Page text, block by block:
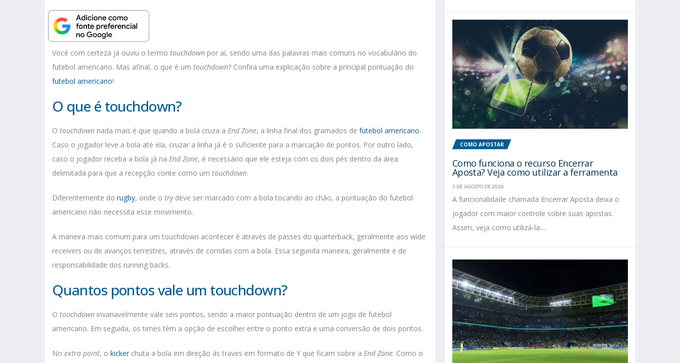
Você com certeza já ouviu o termo touchdown por aí, sendo uma das palavras mais comuns no vocabulário do
futebol americano. Mas afinal, o que é um touchdown? Confira uma explicação sobre a principal pontuação do
futebol americano!
O que é touchdown?
O touchdown nada mais é que quando a bola cruza a End Zone, a linha final dos gramados de futebol americano.
Caso o jogador leve a bola até ela, cruzar a linha já é o suficiente para a marcação de pontos. Por outro lado,
caso o jogador receba a bola já na End Zone, é necessário que ele esteja com os dois pés dentro da área
delimitada para que a recepção conte como um touchdown.
Diferentemente do rugby, onde o trydeve ser marcado com a bola tocando ao chão, a pontuação do futebol
americano não necessita esse movimento.
A maneira mais comum para um touchdown acontecer é através de passes do quarterback, geralmente aos wide
receivers ou de avanços terrestres, através de corridas com a bola. Essa segunda maneira, geralmente é de
responsabilidade dos running backs.
Quantos pontos vale um touchdown?
O touchdown invariavelmente vale seis pontos, sendo a maior pontuação dentro de um jogo de futebol
americano. Em seguida, os times têm a opção de escolher entre o ponto extra e uma conversão de dois pontos.
No extra point, o kickerchuta a bola em direção às traves em formato de Y que ficam sobre a End Zone. Como o
COMO APOSTAR
Como funciona o recurso Encerrar
Aposta? Veja como utilizar a ferramenta
5 DE AGOSTO DE 2026
A funcionalidade chamada Encerrar Aposta deixa o
jogador com maior controle sobre suas apostas.
Assim, veja como utilizá-la....